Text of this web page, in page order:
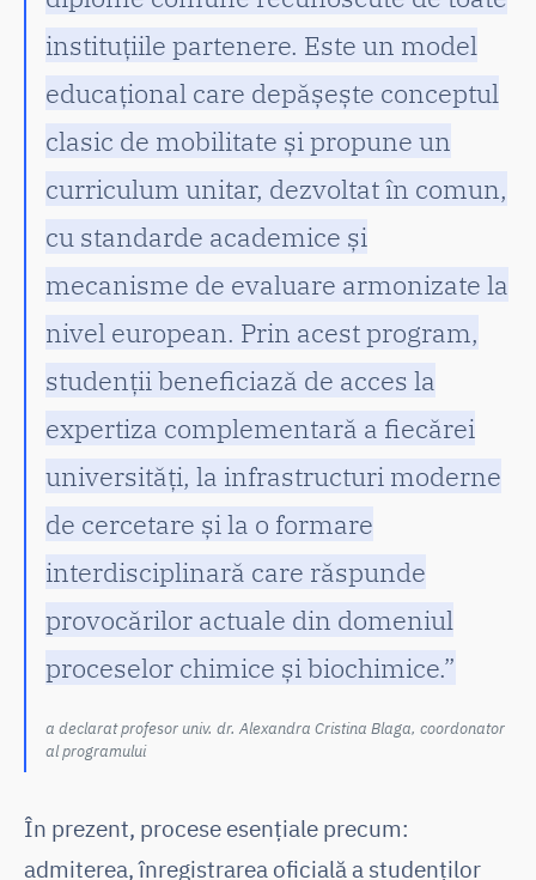
instituțiile partenere. Este un model
educațional care depășește conceptul
clasic de mobilitate și propune un
curriculum unitar, dezvoltat în comun,
cu standarde academice și
mecanisme de evaluare armonizate la
nivel european. Prin acest program,
studenții beneficiază de acces la
expertiza complementară a fiecărei
universități, la infrastructuri moderne
de cercetare și la o formare
interdisciplinară care răspunde
provocărilor actuale din domeniul
proceselor chimice și biochimice.”
a declarat profesor univ. dr. Alexandra Cristina Blaga, coordonator
al programului
În prezent, procese esențiale precum:
admiterea, înregistrarea oficială a studenților